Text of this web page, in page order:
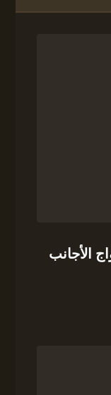
الأجانب